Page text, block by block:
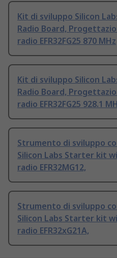
Kit di sviluppo Silicon
Radio Board,
radio EFR32FG25 870 MHz
Kit di sviluppo Silicon
Radio Board,
radio EFR32FG25 928.1
Strumento di sviluppo
Silicon Labs Starter kit
radio EFR32MG12,
Strumento di sviluppo
Silicon Labs Starter kit
radio EFR32xG21A,